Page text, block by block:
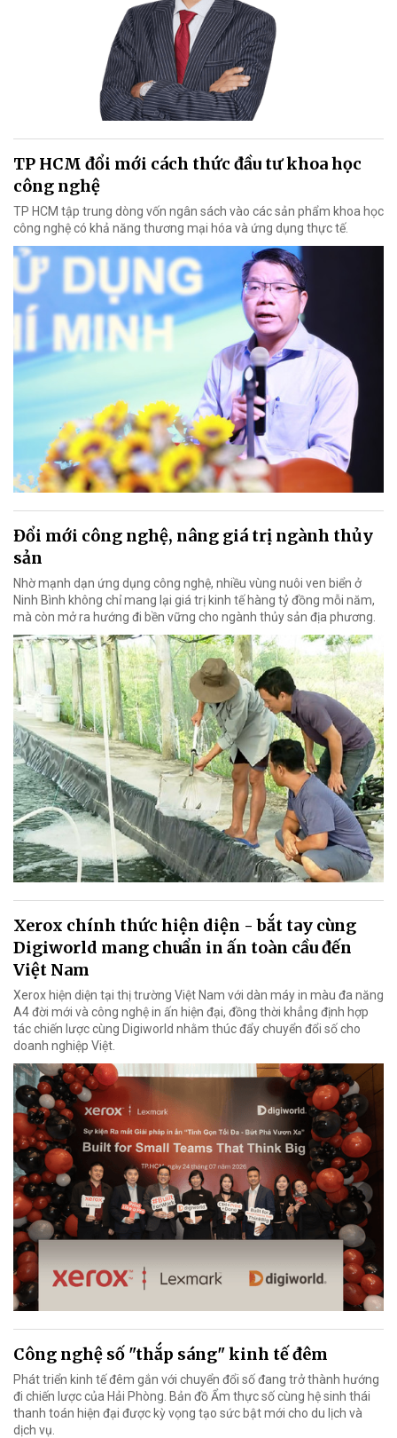
TP HCM đổi mới cách thức đầu tư khoa học
công nghệ
TP HCM tập trung dòng vốn ngân sách vào các sản phẩm khoa học
công nghệ có khả năng thương mại hóa và ứng dụng thực tế.
Đổi mới công nghệ, nâng giá trị ngành thủy
sản
Nhờ mạnh dạn ứng dụng công nghệ, nhiều vùng nuôi ven biển ở
Ninh Bình không chỉ mang lại giá trị kinh tế hàng tỷ đồng mỗi năm,
mà còn mở ra hướng đi bền vững cho ngành thủy sản địa phương.
Xerox chính thức hiện diện - bắt tay cùng
Digiworld mang chuẩn in ấn toàn cầu đến
Việt Nam
Xerox hiện diện tại thị trường Việt Nam với dàn máy in màu đa năng
A4 đời mới và công nghệ in ấn hiện đại, đồng thời khẳng định hợp
tác chiến lược cùng Digiworld nhằm thúc đẩy chuyển đổi số cho
doanh nghiệp Việt.
Công nghệ số "thắp sáng" kinh tế đêm
Phát triển kinh tế đêm gắn với chuyển đổi số đang trở thành hướng
đi chiến lược của Hải Phòng. Bản đồ Ẩm thực số cùng hệ sinh thái
thanh toán hiện đại được kỳ vọng tạo sức bật mới cho du lịch và
dịch vụ.